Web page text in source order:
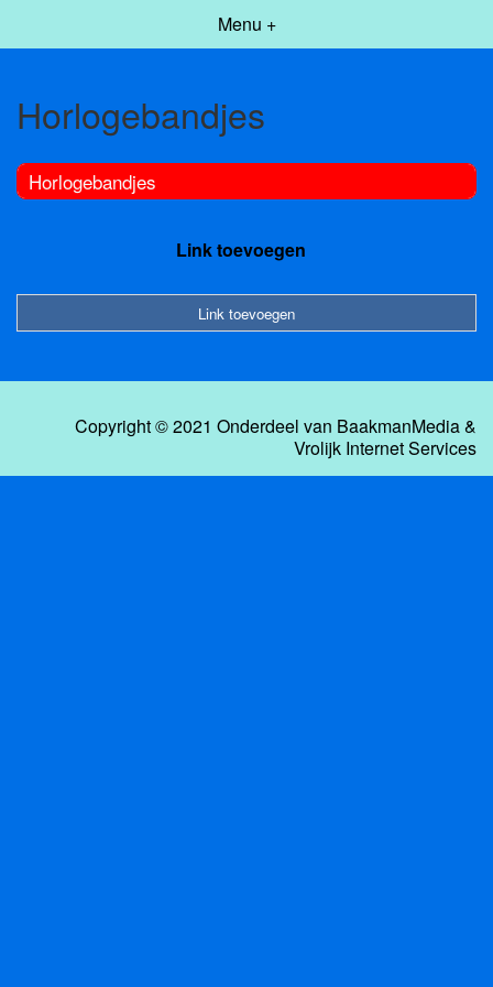
Menu +
Horlogebandjes
Horlogebandjes
Link toevoegen
Link toevoegen
Copyright © 2021 Onderdeel van BaakmanMedia&
Vrolijk Internet Services